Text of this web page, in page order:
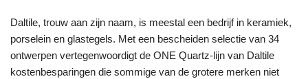
Daltile, trouw aan zijn naam, is meestal een bedrijf in keramiek,
porselein en glastegels. Met een bescheiden selectie van 34
ontwerpen vertegenwoordigt de ONE Quartz-lijn van Daltile
kostenbesparingen die sommige van de grotere merken niet